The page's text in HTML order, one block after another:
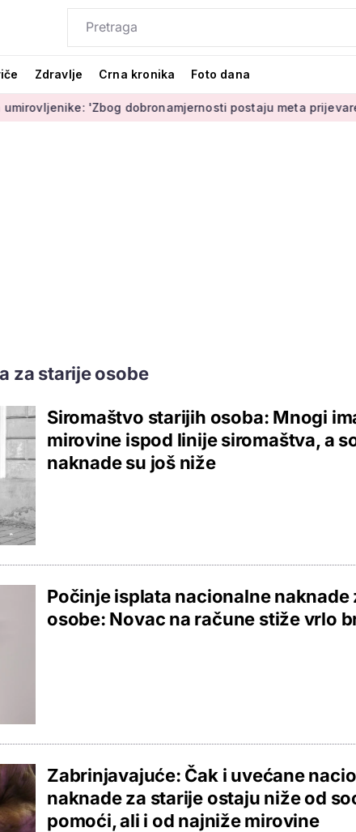
Zdravlje Crna kronika Foto dana
'Zbog dobronamjernosti postaju meta prijevare'
za starije osobe
Siromaštvo starijih osoba: Mnogi
mirovine ispod linije siromaštva, a
naknade su još niže
Počinje isplata nacionalne naknade
osobe: Novac na račune stiže vrlo
Zabrinjavajuće: Čak i uvećane
naknade za starije ostaju niže od
pomoći, ali i od najniže mirovine